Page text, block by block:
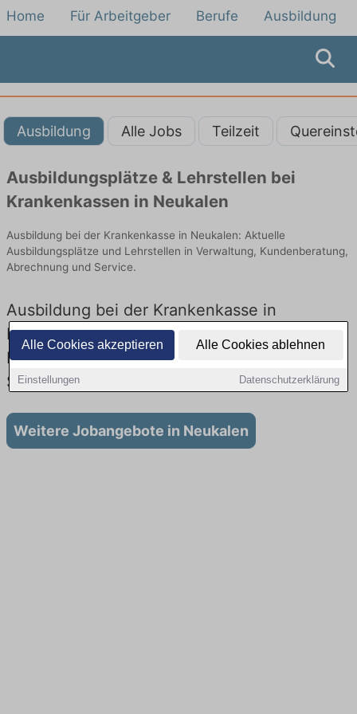
Alle Cookies akzeptieren Alle Cookies ablehnen
Einstellungen Datenschutzerklärung
Home Für Arbeitgeber Berufe Ausbildung
Ausbildung Alle Jobs Teilzeit
Ausbildungsplätze & Lehrstellen bei
Krankenkassen in Neukalen
Ausbildung bei der Krankenkasse in Neukalen: Aktuelle
Ausbildungsplätze und Lehrstellen in Verwaltung, Kundenberatung,
Abrechnung und Service.
Ausbildung bei der Krankenkasse in
Neukalen – Ausbildungsplätze und
Lehrstellen: Aktuell gibt es keine
Stellenangebote für Ausbildung in Neukalen
Weitere Jobangebote in Neukalen